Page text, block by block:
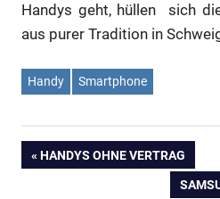
Handys geht, hüllen sich
aus purer Tradition in
Handy Smartphone
Beitragsnavigation
VORHERIGER
BEITRAG:
HANDYS OHNE VERTRAG